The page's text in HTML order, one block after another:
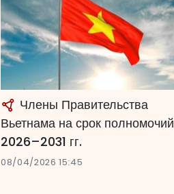
Члены Правительства
Вьетнама на срок полномочий
2026–2031 гг.
08/04/2026 15:45